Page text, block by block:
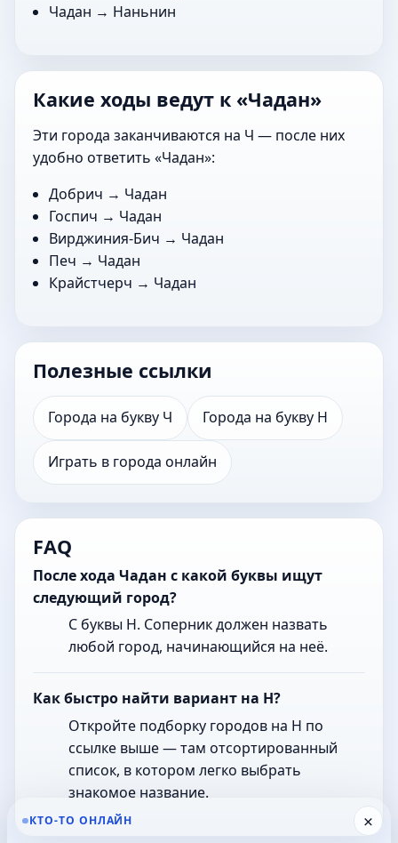
Чадан → Наньнин
Какие ходы ведут к «Чадан»
Эти города заканчиваются на Ч — после них
удобно ответить «Чадан»:
Добрич → Чадан
Госпич → Чадан
Вирджиния-Бич → Чадан
Печ → Чадан
Крайстчерч → Чадан
Полезные ссылки
Города на букву Ч Города на букву Н
Играть в города онлайн
FAQ
После хода Чадан с какой буквы ищут
следующий город?
С буквы Н. Соперник должен назвать
любой город, начинающийся на неё.
Как быстро найти вариант на Н?
Откройте подборку городов на Н по
ссылке выше — там отсортированный
список, в котором легко выбрать
знакомое название.
×
КТО-ТО ОНЛАЙН